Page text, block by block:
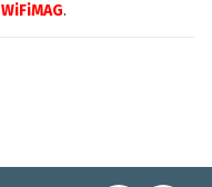
WiFiMAG.